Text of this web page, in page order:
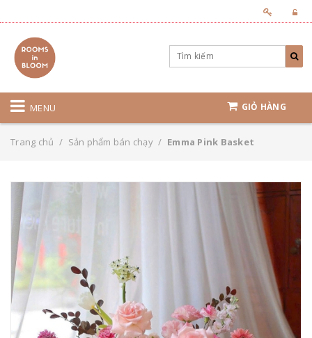
MENU GIỎ HÀNG
Trang chủ / Sản phẩm bán chạy / Emma Pink Basket